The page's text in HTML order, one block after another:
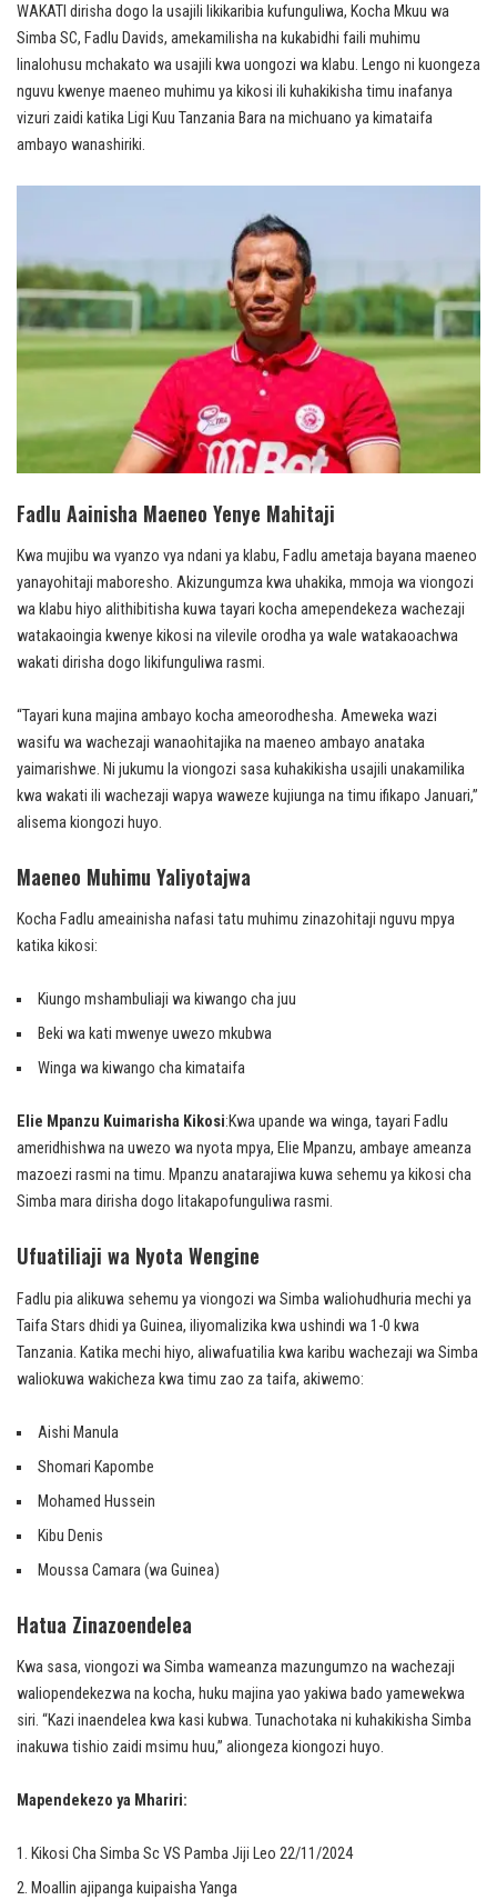
WAKATI dirisha dogo la usajili likikaribia kufunguliwa, Kocha Mkuu wa
Simba SC, Fadlu Davids, amekamilisha na kukabidhi faili muhimu
linalohusu mchakato wa usajili kwa uongozi wa klabu. Lengo ni kuongeza
nguvu kwenye maeneo muhimu ya kikosi ili kuhakikisha timu inafanya
vizuri zaidi katika Ligi Kuu Tanzania Bara na michuano ya kimataifa
ambayo wanashiriki.
Fadlu Aainisha Maeneo Yenye Mahitaji
Kwa mujibu wa vyanzo vya ndani ya klabu, Fadlu ametaja bayana maeneo
yanayohitaji maboresho. Akizungumza kwa uhakika, mmoja wa viongozi
wa klabu hiyo alithibitisha kuwa tayari kocha amependekeza wachezaji
watakaoingia kwenye kikosi na vilevile orodha ya wale watakaoachwa
wakati dirisha dogo likifunguliwa rasmi.
“Tayari kuna majina ambayo kocha ameorodhesha. Ameweka wazi
wasifu wa wachezaji wanaohitajika na maeneo ambayo anataka
yaimarishwe. Ni jukumu la viongozi sasa kuhakikisha usajili unakamilika
kwa wakati ili wachezaji wapya waweze kujiunga na timu ifikapo Januari,”
alisema kiongozi huyo.
Maeneo Muhimu Yaliyotajwa
Kocha Fadlu ameainisha nafasi tatu muhimu zinazohitaji nguvu mpya
katika kikosi:
Kiungo mshambuliaji wa kiwango cha juu
Beki wa kati mwenye uwezo mkubwa
Winga wa kiwango cha kimataifa
Elie Mpanzu Kuimarisha Kikosi:Kwa upande wa winga, tayari Fadlu
ameridhishwa na uwezo wa nyota mpya, Elie Mpanzu, ambaye ameanza
mazoezi rasmi na timu. Mpanzu anatarajiwa kuwa sehemu ya kikosi cha
Simba mara dirisha dogo litakapofunguliwa rasmi.
Ufuatiliaji wa Nyota Wengine
Fadlu pia alikuwa sehemu ya viongozi wa Simba waliohudhuria mechi ya
Taifa Stars dhidi ya Guinea, iliyomalizika kwa ushindi wa 1-0 kwa
Tanzania. Katika mechi hiyo, aliwafuatilia kwa karibu wachezaji wa Simba
waliokuwa wakicheza kwa timu zao za taifa, akiwemo:
Aishi Manula
Shomari Kapombe
Mohamed Hussein
Kibu Denis
Moussa Camara (wa Guinea)
Hatua Zinazoendelea
Kwa sasa, viongozi wa Simba wameanza mazungumzo na wachezaji
waliopendekezwa na kocha, huku majina yao yakiwa bado yamewekwa
siri. “Kazi inaendelea kwa kasi kubwa. Tunachotaka ni kuhakikisha Simba
inakuwa tishio zaidi msimu huu,” aliongeza kiongozi huyo.
Mapendekezo ya Mhariri:
Kikosi Cha Simba Sc VS Pamba Jiji Leo 22/11/2024
Moallin ajipanga kuipaisha Yanga